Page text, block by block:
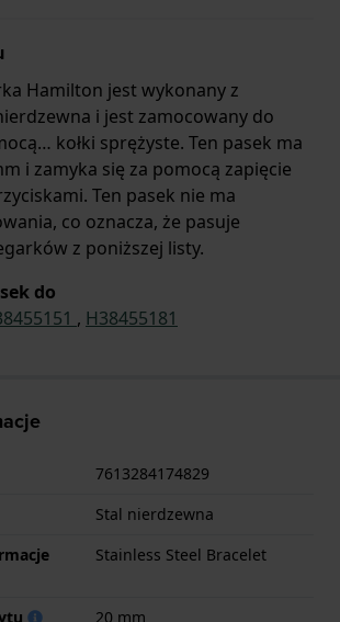
Hamilton jest wykonany z
i jest zamocowany do
kołki sprężyste. Ten pasek ma
i zamyka się za pomocą zapięcie
Ten pasek nie ma
co oznacza, że pasuje
z poniższej listy.
do
, H38455181
7613284174829
Stal nierdzewna
Stainless Steel Bracelet
20 mm